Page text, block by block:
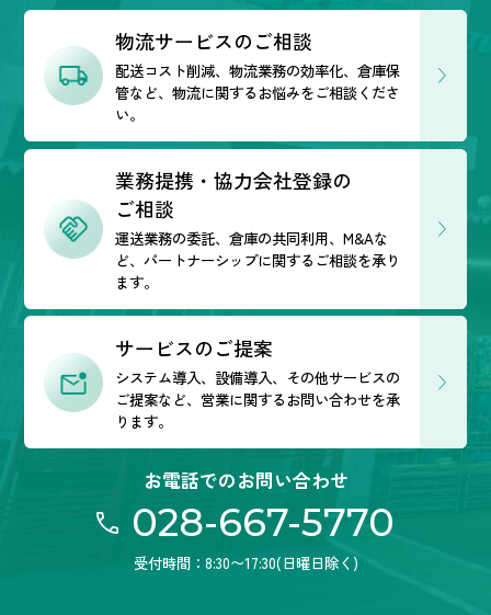
お電話でのお問い合わせ
028-667-5770
受付時間：8:30〜17:30(日曜日除く)
物流サービスのご相談
配送コスト削減、物流業務の効率化、倉庫保
管など、物流に関するお悩みをご相談くださ
い。
業務提携・協力会社登録の
ご相談
運送業務の委託、倉庫の共同利用、M&Aな
ど、パートナーシップに関するご相談を承り
ます。
サービスのご提案
システム導入、設備導入、その他サービスの
ご提案など、営業に関するお問い合わせを承
ります。